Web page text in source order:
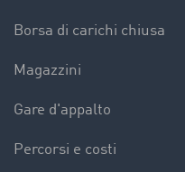
Borsa di carichi chiusa
Magazzini
Gare d'appalto
Percorsi e costi